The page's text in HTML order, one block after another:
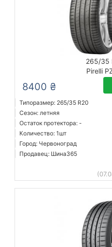
265/35
Pirelli
8400 ₴
Типоразмер: 265/35 R20
Сезон: летняя
Остаток протектора: -
Количество: 1шт
Город: Червоноград
Продавец: Шина365